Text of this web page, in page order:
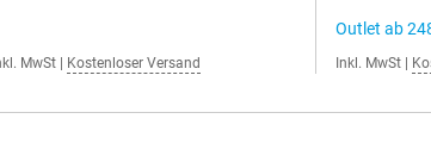
MwSt Kostenloser Versand
Outlet ab
Inkl. MwSt